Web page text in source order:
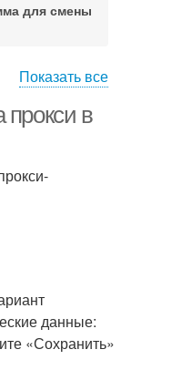
для смены
Показать все
в
данные:
«Сохранить»